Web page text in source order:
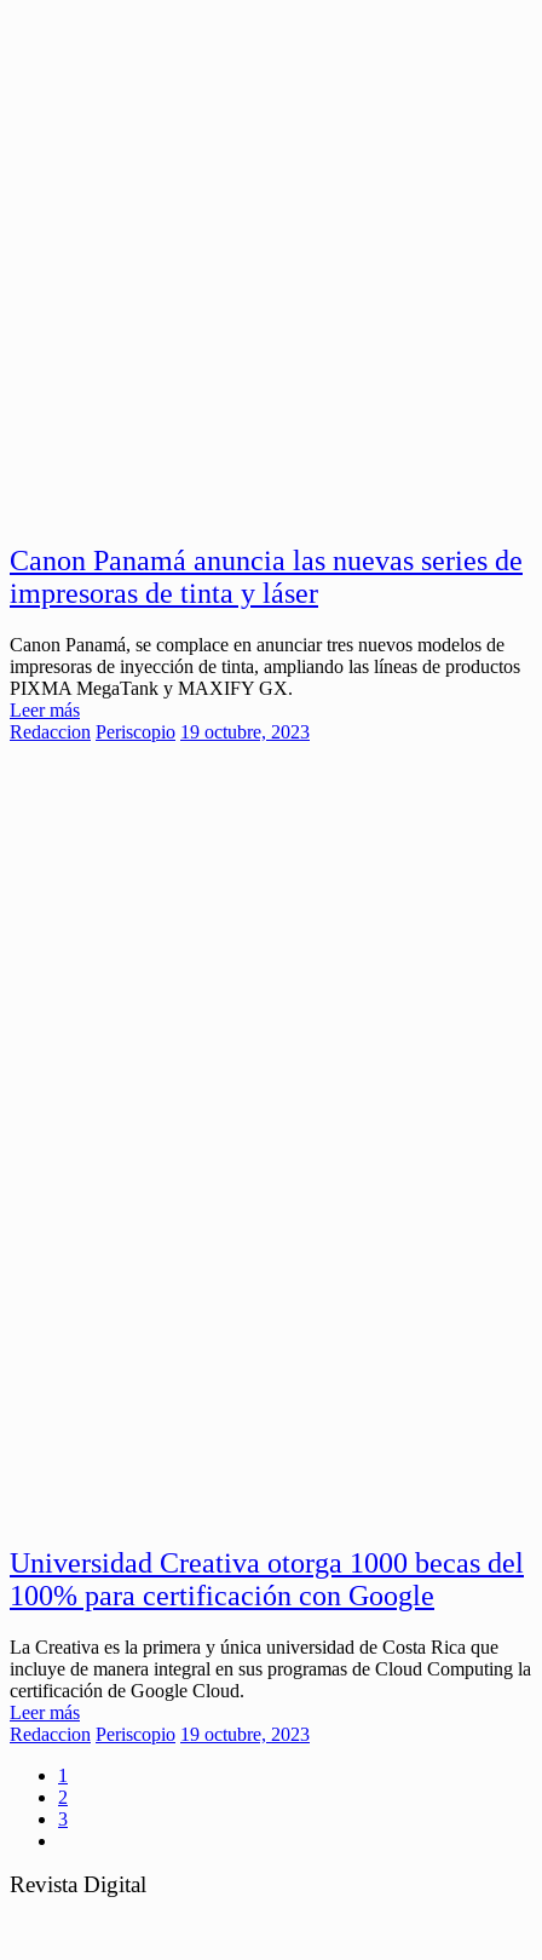
Canon Panamá anuncia las nuevas series de
impresoras de tinta y láser
Canon Panamá, se complace en anunciar tres nuevos modelos de
impresoras de inyección de tinta, ampliando las líneas de productos
PIXMA MegaTank y MAXIFY GX.
Leer más
Redaccion Periscopio 19 octubre, 2023
Universidad Creativa otorga 1000 becas del
100% para certificación con Google
La Creativa es la primera y única universidad de Costa Rica que
incluye de manera integral en sus programas de Cloud Computing la
certificación de Google Cloud.
Leer más
Redaccion Periscopio 19 octubre, 2023
1
2
3
Revista Digital